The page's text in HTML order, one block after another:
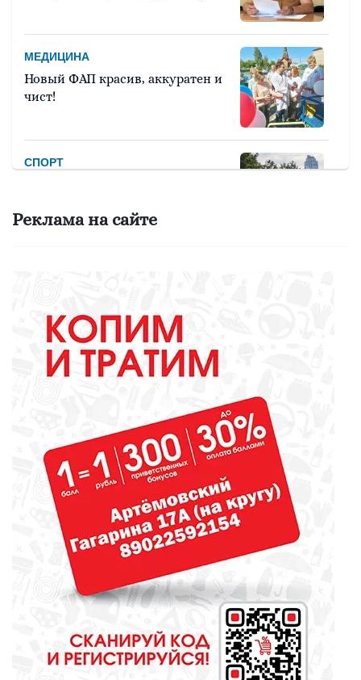
МЕДИЦИНА
Новый ФАП красив, аккуратен и
чист!
СПОРТ
марафоне «Европа – Азия»
библиотекарь? Докажите это
всей стране!
ОБРАЗОВАНИЕ
Сосновоборская школа в финале
конкурса школьных музеев
МЕДИЦИНА
От диеты до режима: все о
питании при грудном
вскармливании
СПОРТ
полицейского
Реклама на сайте